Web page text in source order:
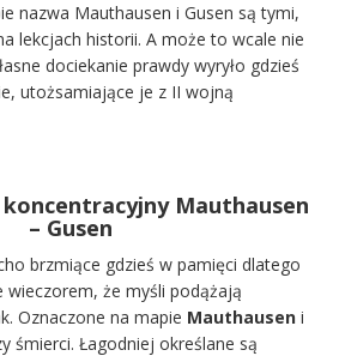
nazwa Mauthausen i Gusen są tymi,
lekcjach historii. A może to wcale nie
dociekanie prawdy wyryło gdzieś
utożsamiające je z II wojną
Mauthausen
– Gusen
brzmiące gdzieś w pamięci dlatego
wieczorem, że myśli podążają
Oznaczone na mapie Mauthausen i
śmierci. Łagodniej określane są